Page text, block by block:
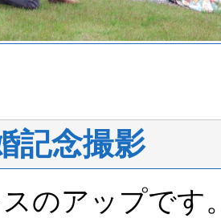
記念撮影
のアップです